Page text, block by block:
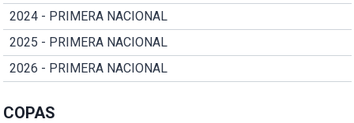
2024 - PRIMERA NACIONAL
2025 - PRIMERA NACIONAL
2026 - PRIMERA NACIONAL
COPAS